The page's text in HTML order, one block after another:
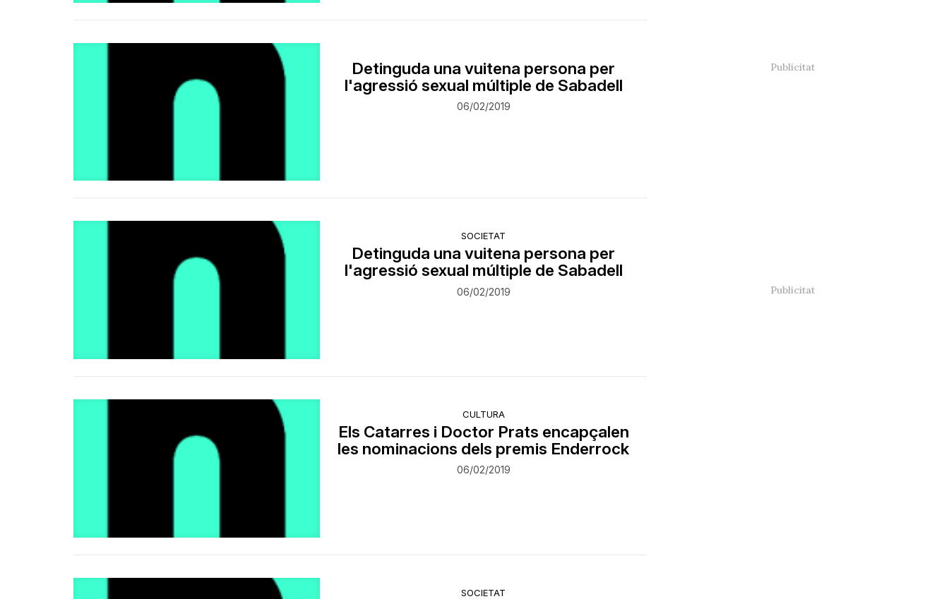
Detinguda una vuitena persona per
l'agressió sexual múltiple de Sabadell
06/02/2019
SOCIETAT
Detinguda una vuitena persona per
l'agressió sexual múltiple de Sabadell
06/02/2019
CULTURA
Els Catarres i Doctor Prats encapçalen
les nominacions dels premis Enderrock
06/02/2019
SOCIETAT